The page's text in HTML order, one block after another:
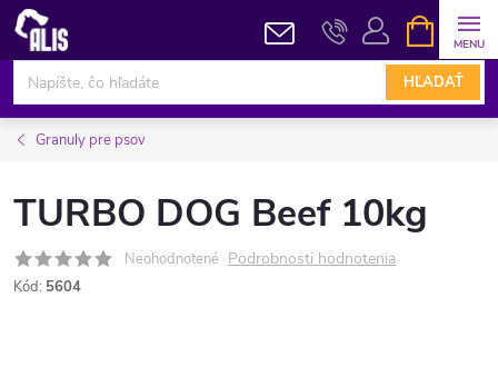
Prejsť
obsah
HĽADAŤ
KOŠÍK
Granuly pre psov
TURBO DOG Beef 10kg
Neohodnotené Podrobnosti hodnotenia
Kód: 5604